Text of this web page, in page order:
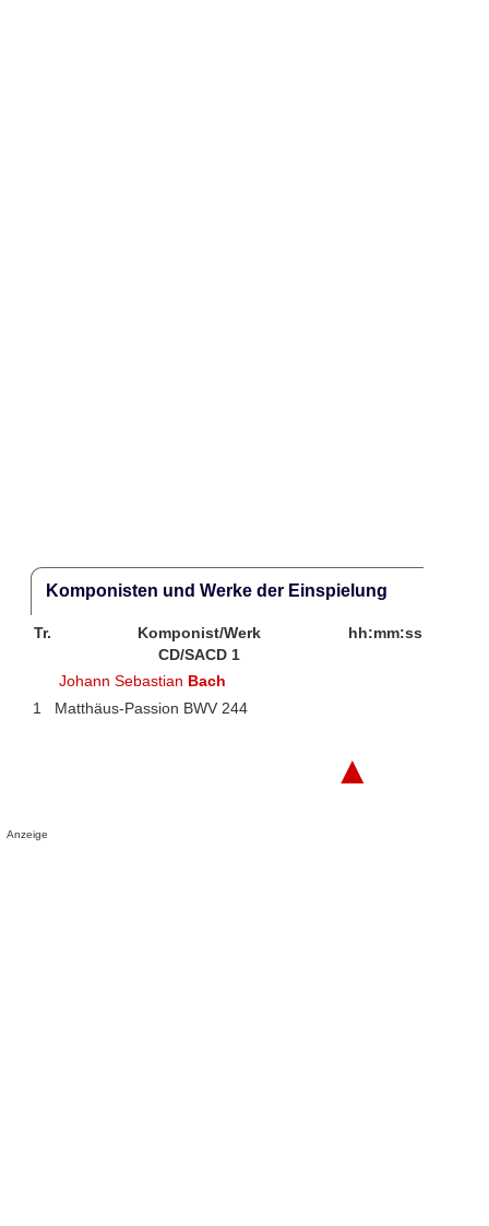
Komponisten und Werke der Einspielung
Tr. Komponist/Werk
hh:mm:ss
CD/SACD 1
Johann Sebastian Bach
1
Matthäus-Passion BWV 244
▲
Anzeige